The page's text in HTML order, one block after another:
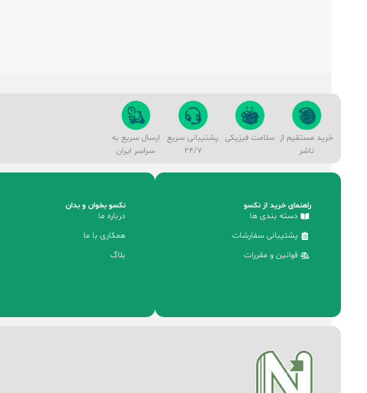
خرید مستقیم از
ناشر
سلامت فیزیکی
پشتیبانی سریع
24/7
ارسال سریع به
سراسر ایران
راهنمای خرید از نکسو
دسته بندی ها
پشتیبانی سفارشات
قوانین و مقررات
نکسو بخوان و بدان
درباره ما
همکاری با ما
بلاگ